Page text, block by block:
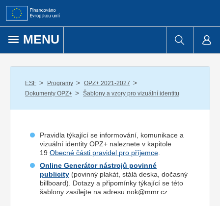
Přejít k obsahu
MENU
ESF / Programy / OPZ+ 2021-2027 /
Dokumenty OPZ+ / Šablony a vzory pro vizuální identitu
Pravidla týkající se informování, komunikace a
vizuální identity OPZ+ naleznete v kapitole
19 Obecné části pravidel pro příjemce
Online Generátor nástrojů povinné
publicity (povinný plakát, stálá deska, dočasný
billboard). Dotazy a připomínky týkající se této
šablony zasílejte na adresu nok@mmr.cz.